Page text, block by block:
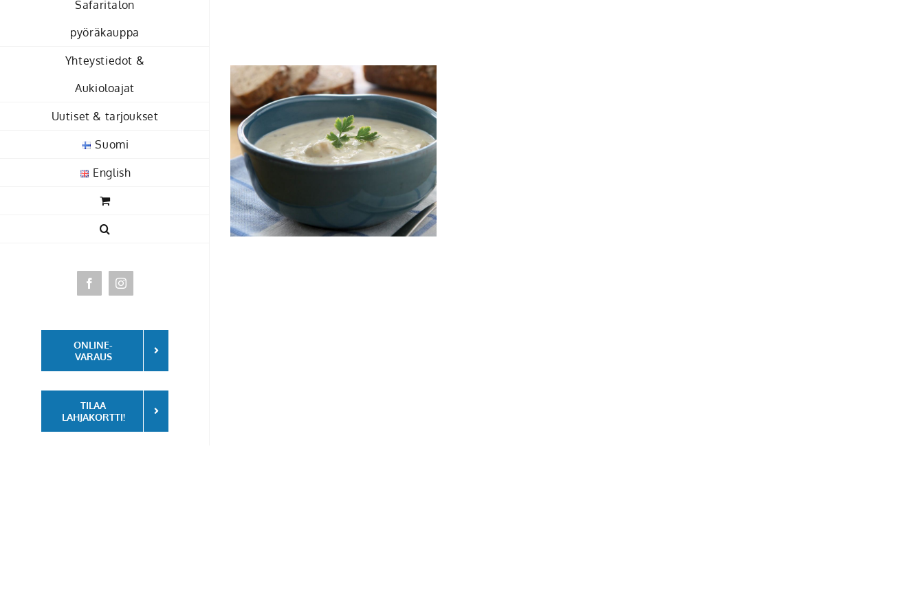
Safaritalon
pyöräkauppa
Yhteystiedot &
Aukioloajat
Uutiset & tarjoukset
Suomi
English
FacebookInstagram
ONLINE-
VARAUS
TILAA
LAHJAKORTTI!